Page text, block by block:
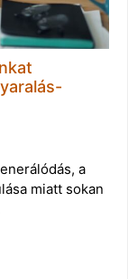
a
miatt sokan